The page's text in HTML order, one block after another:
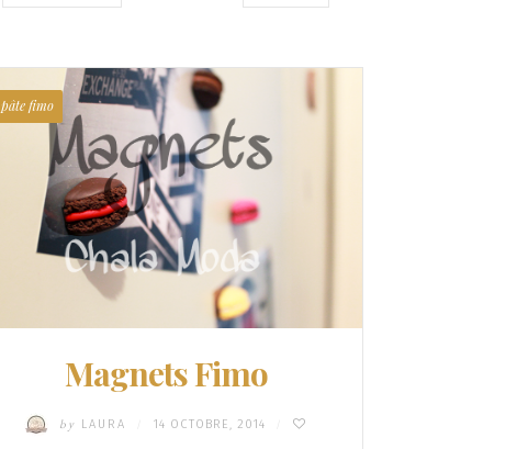
pâte fimo
Magnets Fimo
by LAURA 14 OCTOBRE, 2014